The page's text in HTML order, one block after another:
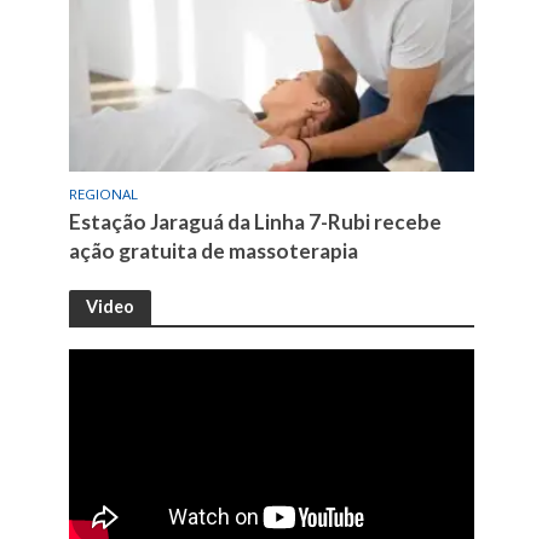
REGIONAL
Estação Jaraguá da Linha 7-Rubi recebe
ação gratuita de massoterapia
Video